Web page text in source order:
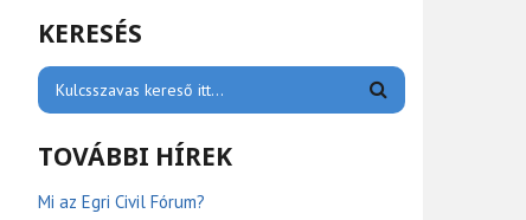
KERESÉS
TOVÁBBI HÍREK
Mi az Egri Civil Fórum?